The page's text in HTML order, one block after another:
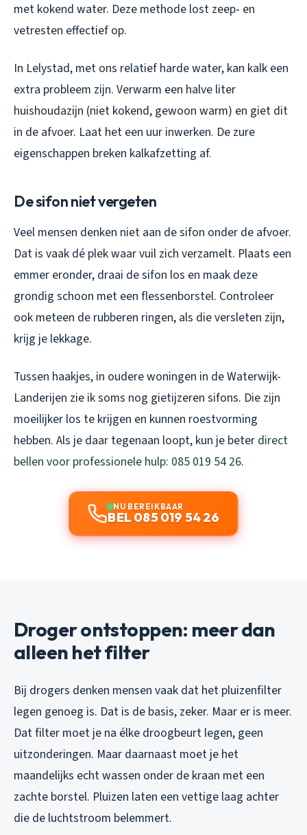
met kokend water. Deze methode lost zeep- en
vetresten effectief op.
In Lelystad, met ons relatief harde water, kan kalk een
extra probleem zijn. Verwarm een halve liter
huishoudazijn (niet kokend, gewoon warm) en giet dit
in de afvoer. Laat het een uur inwerken. De zure
eigenschappen breken kalkafzetting af.
De sifon niet vergeten
Veel mensen denken niet aan de sifon onder de afvoer.
Dat is vaak dé plek waar vuil zich verzamelt. Plaats een
emmer eronder, draai de sifon los en maak deze
grondig schoon met een flessenborstel. Controleer
ook meteen de rubberen ringen, als die versleten zijn,
krijg je lekkage.
Tussen haakjes, in oudere woningen in de Waterwijk-
Landerijen zie ik soms nog gietijzeren sifons. Die zijn
moeilijker los te krijgen en kunnen roestvorming
hebben. Als je daar tegenaan loopt, kun je beter direct
bellen voor professionele hulp: 085 019 54 26.
NU BEREIKBAAR
BEL 085 019 54 26
Droger ontstoppen: meer dan
alleen het filter
Bij drogers denken mensen vaak dat het pluizenfilter
legen genoeg is. Dat is de basis, zeker. Maar er is meer.
Dat filter moet je na élke droogbeurt legen, geen
uitzonderingen. Maar daarnaast moet je het
maandelijks echt wassen onder de kraan met een
zachte borstel. Pluizen laten een vettige laag achter
die de luchtstroom belemmert.